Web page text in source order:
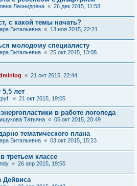
Леонидовна « 26 дек 2015, 11:58
с какой темы начать?
Витальевна « 13 ноя 2015, 22:21
молодому специалисту
Витальевна « 25 окт 2015, 13:08
« 21 окт 2015, 22:44
5,5 лет
« 21 окт 2015, 19:05
в работе логопеда
Татьяна « 05 окт 2015, 20:49
тематического плана
Витальевна « 03 окт 2015, 15:23
третьем классе
« 26 апр 2015, 19:55
Дейвиса